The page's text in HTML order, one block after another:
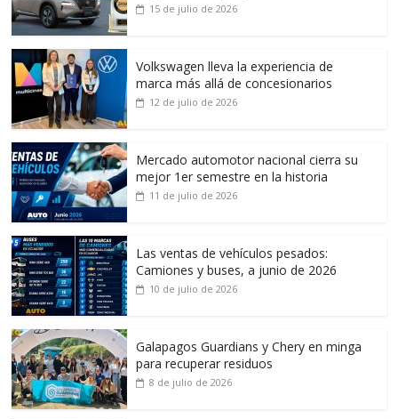
15 de julio de 2026
Volkswagen lleva la experiencia de
marca más allá de concesionarios
12 de julio de 2026
Mercado automotor nacional cierra su
mejor 1er semestre en la historia
11 de julio de 2026
Las ventas de vehículos pesados:
Camiones y buses, a junio de 2026
10 de julio de 2026
Galapagos Guardians y Chery en minga
para recuperar residuos
8 de julio de 2026